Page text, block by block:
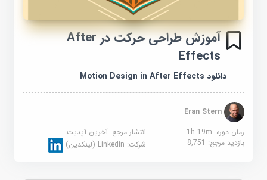
آموزش طراحی حرکت در After
Effects
دانلود Motion Design in After Effects
Eran Stern
زمان دوره: 1h 19m
انتشار مرجع:آخرین آپدیت
بازدید مرجع:8,751 شرکت:Linkedin (لینکدین)